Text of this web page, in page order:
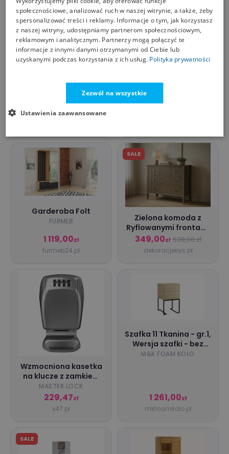
Komoda wysoka
TOLEDO 2D 122 biała
połysk HELVETIA
HELVETIA
1 445,00zł
Dekort Naturalny
Garderoba Folt
FURMEB
1 119,00zł
furmeb24.pl
SALE
Zielona komoda z
Ryflowanymi frontami
złote uchwyty 90 cm
349,00zł 539,00 zł
dekoracjeirys.pl
Wzmocniona kasetka
na klucze z zamkiem
szyfrowym 5415EURD
MASTER LOCK
229,47zł
x47.pl
Szafka 11 Tkanina - gr.1,
Wersja szafki - bez
szyby
M&K FOAM KOŁO
1 261,00zł
mkfoamkolo.pl
SALE
społecznościowe, analizować ruch w naszej witrynie, a także, żeby
spersonalizować treści i reklamy. Informacje o tym, jak korzystasz
z naszej witryny, udostępniamy partnerom społecznościowym,
reklamowym i analitycznym. Partnerzy mogą połączyć te
informacje z innymi danymi otrzymanymi od Ciebie lub
uzyskanymi podczas korzystania z ich usług. Polityka prywatności
Zezwól na wszystkie
Ustawienia zaawansowane